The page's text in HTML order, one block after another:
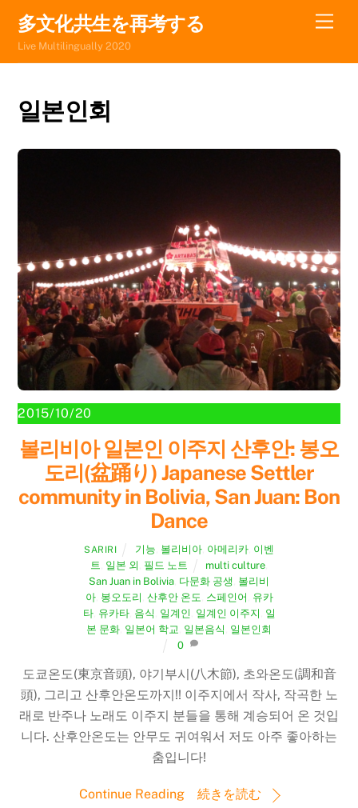
content
多文化共生を再考する
Live Multilingually 2020
일본인회
2015/10/20
볼리비아 일본인 이주지 산후안: 봉오
도리(盆踊り) Japanese Settler
community in Bolivia, San Juan: Bon
Dance
SARIRI 기능 볼리비아, 아메리카, 이벤
트 일본 외 필드 노트 multi culture
San Juan in Bolivia 다문화 공생 볼리비
아, 봉오도리 산후안 온도 스페인어 유카
타, 유카타, 음식 일계인 일계인 이주지 일
본 문화 일본어 학교 일본음식 일본인회
0
도쿄온도(東京音頭), 야기부시(八木節), 초와온도(調和音
頭), 그리고 산후안온도까지!! 이주지에서 작사, 작곡한 노
래로 반주나 노래도 이주지 분들을 통해 계승되어 온 것입
니다. 산후안온도는 안무도 귀여워서 저도 아주 좋아하는
춤입니다!
Continue Reading 続きを読む